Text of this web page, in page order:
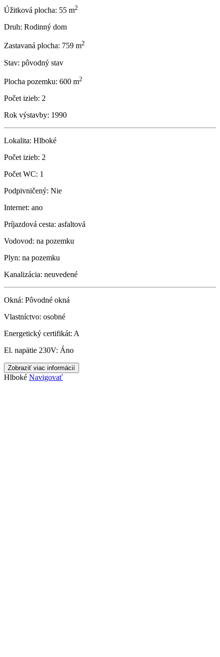
Úžitková plocha: 55 m2
Druh: Rodinný dom
Zastavaná plocha: 759 m2
Stav: pôvodný stav
Plocha pozemku: 600 m2
Počet izieb: 2
Rok výstavby: 1990
Lokalita: Hlboké
Počet izieb: 2
Počet WC: 1
Podpivničený: Nie
Internet: ano
Príjazdová cesta: asfaltová
Vodovod: na pozemku
Plyn: na pozemku
Kanalizácia: neuvedené
Okná: Pôvodné okná
Vlastníctvo: osobné
Energetický certifikát: A
El. napätie 230V: Áno
Zobraziť viac informácií
Hlboké Navigovať